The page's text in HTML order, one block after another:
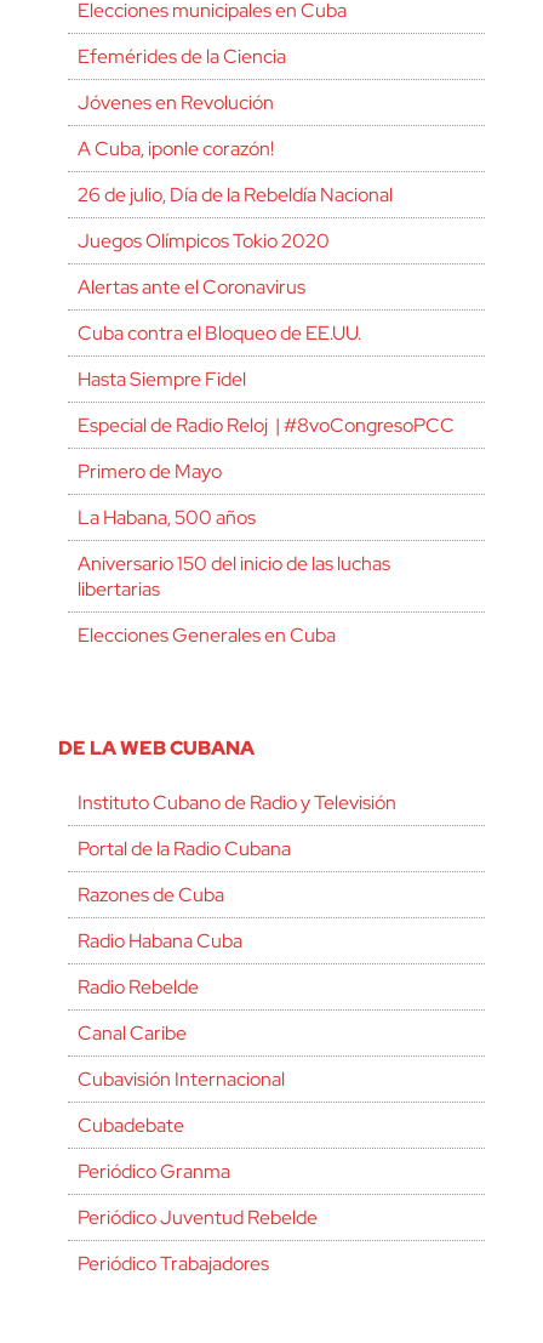
Elecciones municipales en Cuba
Efemérides de la Ciencia
Jóvenes en Revolución
A Cuba, ¡ponle corazón!
26 de julio, Día de la Rebeldía Nacional
Juegos Olímpicos Tokio 2020
Alertas ante el Coronavirus
Cuba contra el Bloqueo de EE.UU.
Hasta Siempre Fidel
Especial de Radio Reloj | #8voCongresoPCC
Primero de Mayo
La Habana, 500 años
Aniversario 150 del inicio de las luchas
libertarias
Elecciones Generales en Cuba
DE LA WEB CUBANA
Instituto Cubano de Radio y Televisión
Portal de la Radio Cubana
Razones de Cuba
Radio Habana Cuba
Radio Rebelde
Canal Caribe
Cubavisión Internacional
Cubadebate
Periódico Granma
Periódico Juventud Rebelde
Periódico Trabajadores